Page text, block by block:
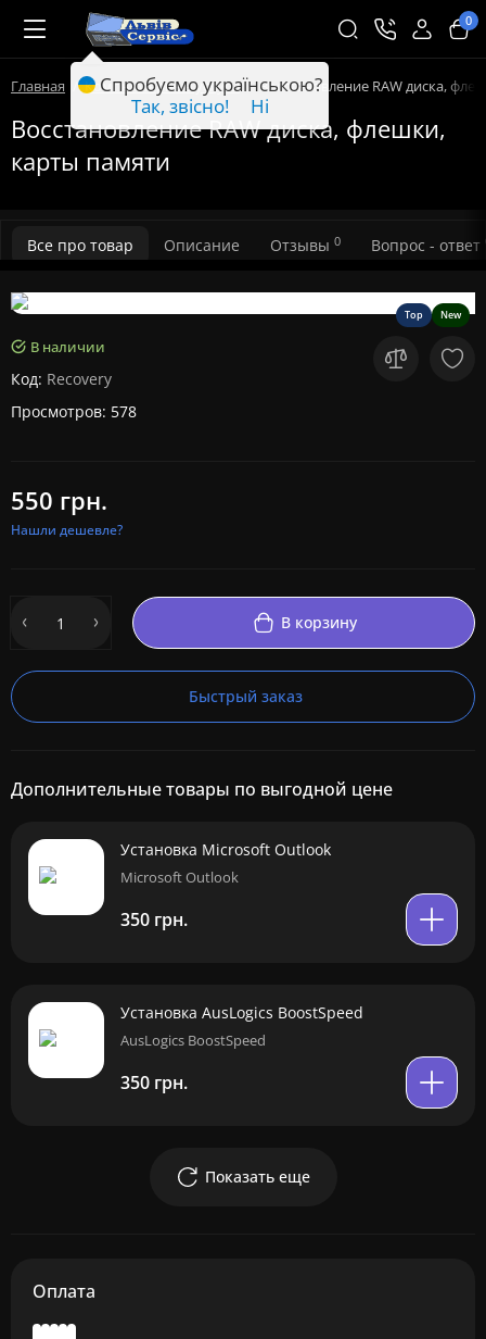
0
Главная Компьютерные услуги Восстановление RAW диска,
Восстановление RAW диска, флешки,
карты памяти
Все про товар Описание Отзывы 0 Вопрос - ответ
Top New
В наличии
Код: Recovery
Просмотров: 578
550 грн.
Нашли дешевле?
В корзину
Быстрый заказ
Дополнительные товары по выгодной цене
Установка Microsoft Outlook
Microsoft Outlook
350 грн.
Установка AusLogics BoostSpeed
AusLogics BoostSpeed
350 грн.
Показать еще
Оплата
Спробуємо українською?
Так, звісно!
Ні